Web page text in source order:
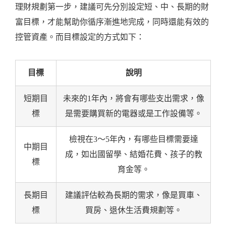
理財規劃第一步，建議可先分別設定短、中、長期的財
富目標，才能幫助你循序漸進地完成，同時還能有效的
控管資產。而目標設定的方式如下：
目標 說明
短期目
標
未來的1年內，將會有哪些支出需求，像
是需要購買新的電器或是工作設備等。
中期目
標
檢視在3～5年內，有哪些目標需要達
成，如出國留學、結婚花費、孩子的教
育金等。
長期目
標
建議評估較為長期的需求，像是買車、
買房、退休生活費規劃等。